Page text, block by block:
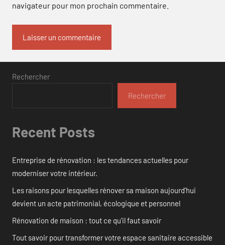
navigateur pour mon prochain commentaire.
Rechercher
Rechercher
Recent Posts
Entreprise de rénovation : les tendances actuelles pour
moderniser votre intérieur.
Les raisons pour lesquelles rénover sa maison aujourd’hui
devient un acte patrimonial, écologique et personnel
Rénovation de maison : tout ce qu’il faut savoir
Tout savoir pour transformer votre espace sanitaire accessible